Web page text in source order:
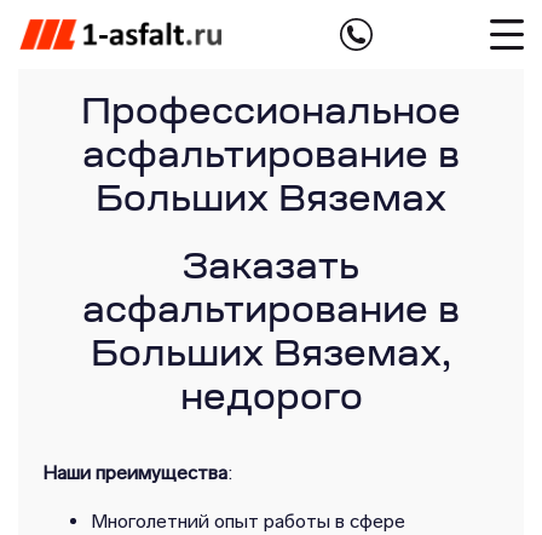
Профессиональное
асфальтирование в
Больших Вяземах
Заказать
асфальтирование в
Больших Вяземах,
недорого
Наши преимущества:
Многолетний опыт работы в сфере